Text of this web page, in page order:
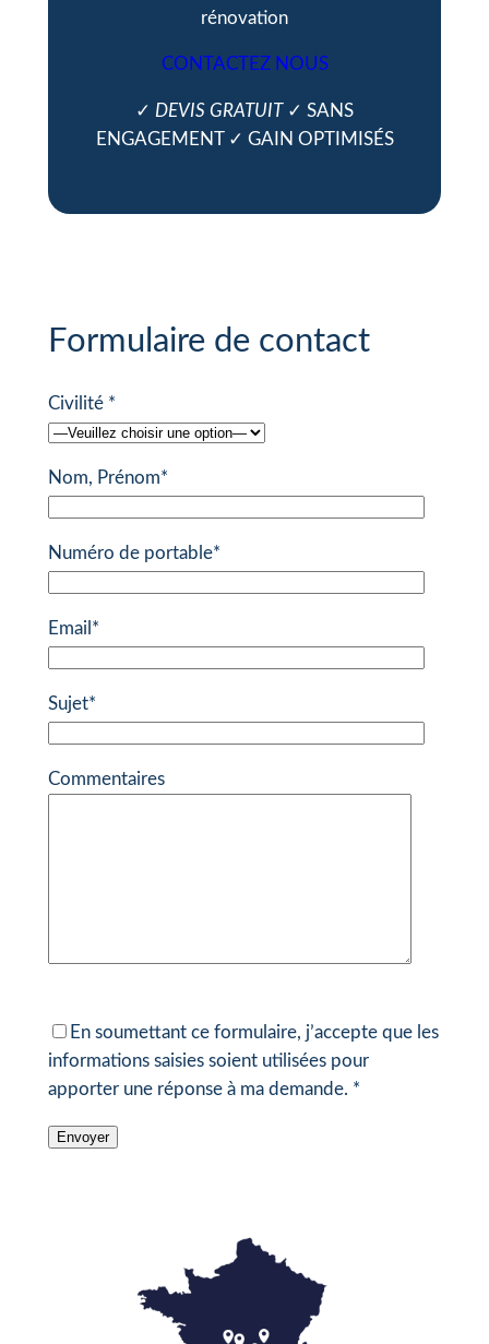
rénovation
CONTACTEZ NOUS
✓ DEVIS GRATUIT ✓ SANS
ENGAGEMENT ✓ GAIN OPTIMISÉS
Formulaire de contact
Civilité *
Nom, Prénom*
Numéro de portable*
Email*
Sujet*
Commentaires
En soumettant ce formulaire, j’accepte que les
informations saisies soient utilisées pour
apporter une réponse à ma demande. *